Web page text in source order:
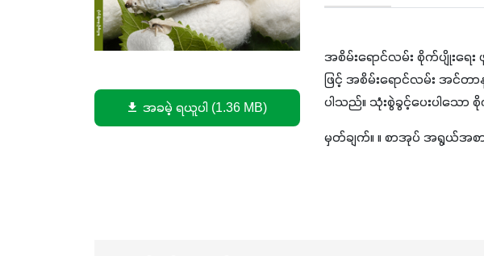
အခမဲ့ ရယူပါ (1.36 MB)
အစိမ်းရောင်လမ်း စိုက်ပျိုးရေး
ဖြင့် အစိမ်းရောင်လမ်း အင်တ
ပါသည်။ သုံးစွဲခွင့်ပေးပါသော
မှတ်ချက်။ ။ စာအုပ် အရွယ်အစာ